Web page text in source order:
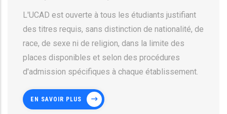
L'UCAD est ouverte à tous les étudiants justifiant
des titres requis, sans distinction de nationalité, de
race, de sexe ni de religion, dans la limite des
places disponibles et selon des procédures
d'admission spécifiques à chaque établissement.
EN SAVOIR PLUS